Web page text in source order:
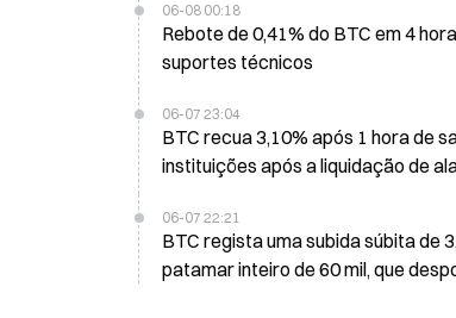
06-08 00:18
Rebote de 0,41% do BTC em 4
suportes técnicos
06-07 23:04
BTC recua 3,10% após 1 hora de
instituições após a liquidação de
06-07 22:21
BTC regista uma subida súbita de
patamar inteiro de 60 mil, que